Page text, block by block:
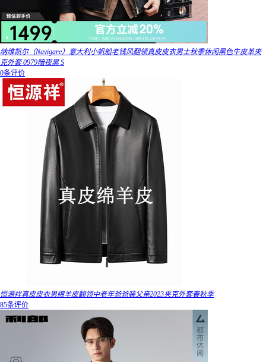
纳维凯尔（Navigare）意大利小帆船老钱风翻领真皮皮衣男士秋季休闲黑色牛皮革夹
克外套 0979暗夜黑 S
0条评价
恒源祥真皮皮衣男绵羊皮翻领中老年爸爸装父亲2023夹克外套春秋季
85条评价